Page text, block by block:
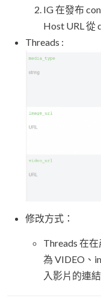
IG 在發布
Host URL 從
Threads :
修改方式：
Threads 在
為 VIDEO、
入影片的連結